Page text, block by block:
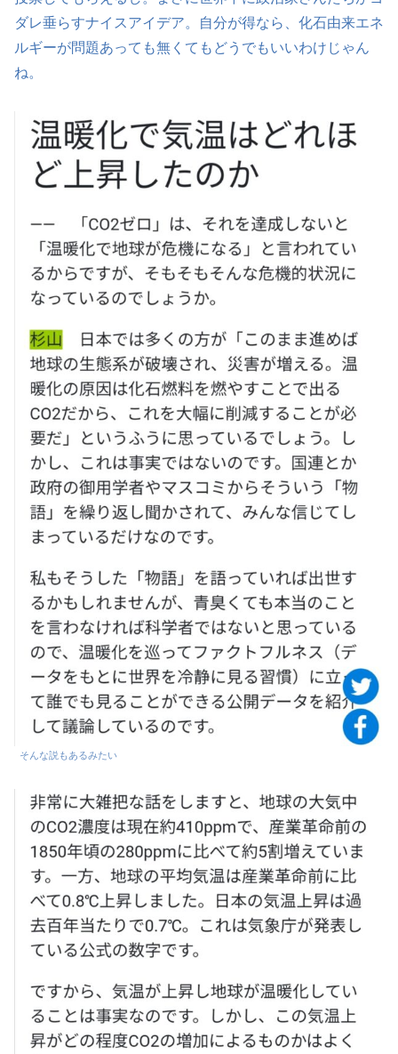
ダレ垂らすナイスアイデア。自分が得なら、化石由来エネ
ルギーが問題あっても無くてもどうでもいいわけじゃん
ね。
そんな説もあるみたい